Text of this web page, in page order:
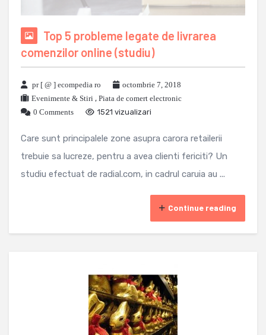
Top 5 probleme legate de livrarea
comenzilor online (studiu)
pr [ @ ] ecompedia ro
octombrie 7, 2018
Evenimente & Stiri , Piata de comert electronic
0 Comments
1521 vizualizari
Care sunt principalele zone asupra carora retailerii
trebuie sa lucreze, pentru a avea clienti fericiti? Un
studiu efectuat de radial.com, in cadrul caruia au ...
Continue reading